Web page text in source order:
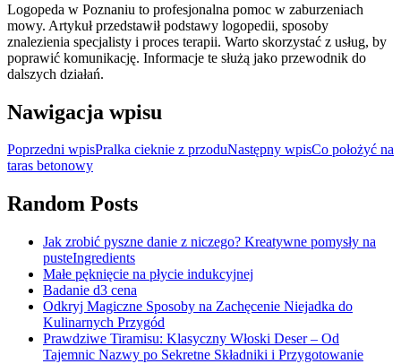
Logopeda w Poznaniu to profesjonalna pomoc w zaburzeniach
mowy. Artykuł przedstawił podstawy logopedii, sposoby
znalezienia specjalisty i proces terapii. Warto skorzystać z usług, by
poprawić komunikację. Informacje te służą jako przewodnik do
dalszych działań.
Nawigacja wpisu
Poprzedni wpisPralka cieknie z przoduNastępny wpisCo położyć na
taras betonowy
Random Posts
Jak zrobić pyszne danie z niczego? Kreatywne pomysły na
pusteIngredients
Małe pęknięcie na płycie indukcyjnej
Badanie d3 cena
Odkryj Magiczne Sposoby na Zachęcenie Niejadka do
Kulinarnych Przygód
Prawdziwe Tiramisu: Klasyczny Włoski Deser – Od
Tajemnic Nazwy po Sekretne Składniki i Przygotowanie